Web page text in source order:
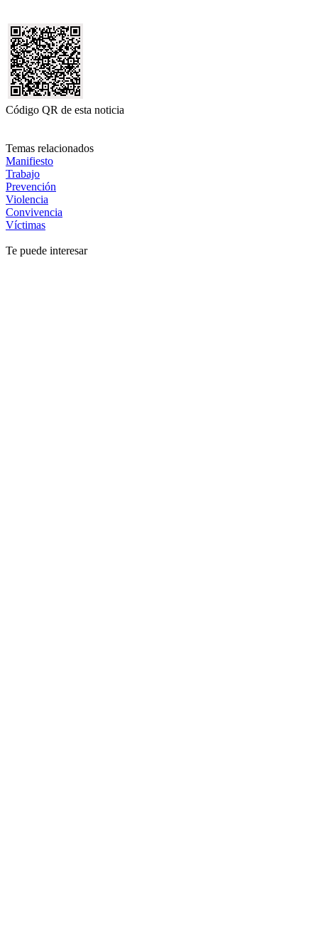
Código QR de esta noticia
Temas relacionados
Manifiesto
Trabajo
Prevención
Violencia
Convivencia
Víctimas
Te puede interesar